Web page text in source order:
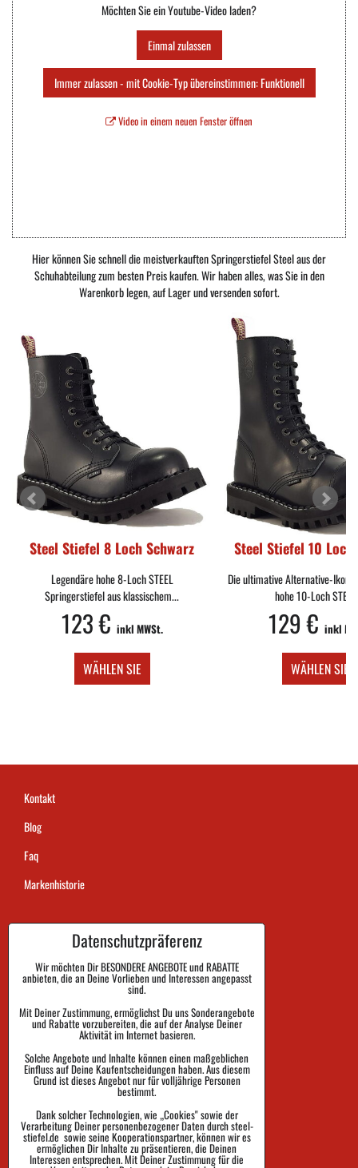
Möchten Sie ein Youtube-Video laden?
Einmal zulassen
Immer zulassen - mit Cookie-Typ übereinstimmen: Funktionell
Video in einem neuen Fenster öffnen
Hier können Sie schnell die meistverkauften Springerstiefel Steel aus der
Schuhabteilung zum besten Preis kaufen. Wir haben alles, was Sie in den
Warenkorb legen, auf Lager und versenden sofort.
Steel Stiefel 8 Loch Schwarz
Legendäre hohe 8-Loch STEEL
Springerstiefel aus klassischem...
123 € inkl MWSt.
WÄHLEN SIE
Steel Stiefel 10 Loch
Die ultimative Alternative-
hohe 10-Loch
129 € inkl
WÄHLEN SIE
Kontakt
Blog
Faq
Markenhistorie
Dauer der Auftragsausführung
Zahlung
Warenrückgabe und Reklamation
Größe
Schutz der Privatsphäre
Sendungsverfolgung
Datenschutzpräferenz
Wir möchten Dir BESONDERE ANGEBOTE und RABATTE
anbieten, die an Deine Vorlieben und Interessen angepasst
sind.
Mit Deiner Zustimmung, ermöglichst Du uns Sonderangebote
und Rabatte vorzubereiten, die auf der Analyse Deiner
Aktivität im Internet basieren.
Solche Angebote und Inhalte können einen maßgeblichen
Einfluss auf Deine Kaufentscheidungen haben. Aus diesem
Grund ist dieses Angebot nur für volljährige Personen
bestimmt.
Dank solcher Technologien, wie „Cookies" sowie der
Verarbeitung Deiner personenbezogener Daten durch steel-
stiefel.de sowie seine Kooperationspartner, können wir es
ermöglichen Dir Inhalte zu präsentieren, die Deinen
Interessen entsprechen. Mit Deiner Zustimmung für die